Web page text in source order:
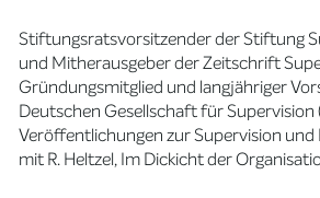
Stiftungsratsvorsitzender der Stiftung
und Mitherausgeber der Zeitschrift
Gründungsmitglied und langjähriger
Deutschen Gesellschaft für Supervision
Veröffentlichungen zur Supervision
mit R. Heltzel, Im Dickicht der